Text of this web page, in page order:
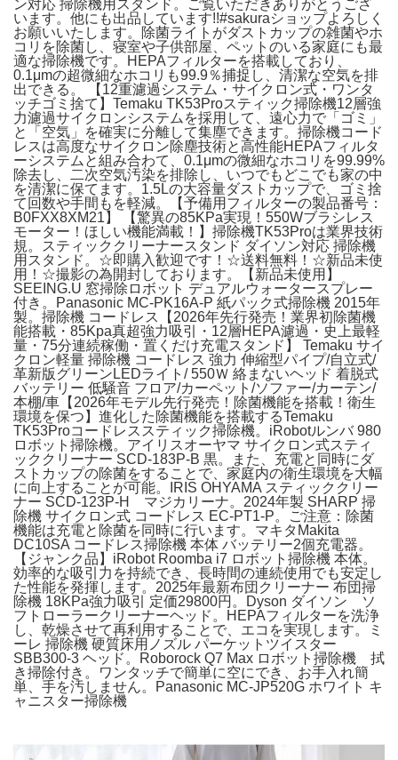
ン対応 掃除機用スタンド。ご覧いただきありがとうござ
います。他にも出品しています!!#sakuraショップよろしく
お願いいたします。除菌ライトがダストカップの雑菌やホ
コリを除菌し、寝室や子供部屋、ペットのいる家庭にも最
適な掃除機です。HEPAフィルターを搭載しており、
0.1μmの超微細なホコリも99.9％捕捉し、清潔な空気を排
出できる。 【12重濾過システム・サイクロン式・ワンタ
ッチゴミ捨て】Temaku TK53Proスティック掃除機12層強
力濾過サイクロンシステムを採用して、遠心力で「ゴミ」
と「空気」を確実に分離して集塵できます。掃除機コード
レスは高度なサイクロン除塵技術と高性能HEPAフィルタ
ーシステムと組み合わて、0.1μmの微細なホコリを99.99%
除去し、二次空気汚染を排除し、いつでもどこでも家の中
を清潔に保てます。1.5Lの大容量ダストカップで、ゴミ捨
て回数や手間もを軽減。【予備用フィルターの製品番号：
B0FXX8XM21】 【驚異の85KPa実現！550Wブラシレス
モーター！ほしい機能満載！】掃除機TK53Proは業界技術
規。スティッククリーナースタンド ダイソン対応 掃除機
用スタンド。☆即購入歓迎です！☆送料無料！☆新品未使
用！☆撮影の為開封しております。【新品未使用】
SEEING.U 窓掃除ロボット デュアルウォータースプレー
付き。Panasonic MC-PK16A-P 紙パック式掃除機 2015年
製。掃除機 コードレス【2026年先行発売！業界初除菌機
能搭載・85Kpa真超強力吸引・12層HEPA濾過・史上最軽
量・75分連続稼働・置くだけ充電スタンド】 Temaku サイ
クロン軽量 掃除機 コードレス 強力 伸縮型パイプ/自立式/
革新版グリーンLEDライト/ 550Ｗ 絡まないヘッド 着脱式
バッテリー 低騒音 フロア/カーペット/ソファー/カーテン/
本棚/車【2026年モデル先行発売！除菌機能を搭載！衛生
環境を保つ】進化した除菌機能を搭載するTemaku
TK53Proコードレススティック掃除機。iRobotルンバ 980
ロボット掃除機。アイリスオーヤマ サイクロン式スティ
ッククリーナー SCD-183P-B 黒。また、充電と同時にダ
ストカップの除菌をすることで、家庭内の衛生環境を大幅
に向上することが可能。IRIS OHYAMA スティッククリー
ナー SCD-123P-H マジカリーナ。2024年製 SHARP 掃
除機 サイクロン式 コードレス EC-PT1-P。ご注意：除菌
機能は充電と除菌を同時に行います。マキタMakita
DC10SA コードレス掃除機 本体 バッテリー2個充電器。
【ジャンク品】iRobot Roomba i7 ロボット掃除機 本体。
効率的な吸引力を持続でき、長時間の連続使用でも安定し
た性能を発揮します。2025年最新布団クリーナー 布団掃
除機 18KPa強力吸引 定価29800円。Dyson ダイソン ソ
フトローラークリーナーヘッド。HEPAフィルターを洗浄
し、乾燥させて再利用することで、エコを実現します。ミ
ーレ 掃除機 硬質床用ノズル パーケットツイスター
SBB300-3 ヘッド。Roborock Q7 Max ロボット掃除機 拭
き掃除付き。ワンタッチで簡単に空にでき、お手入れ簡
単、手を汚しません。Panasonic MC-JP520G ホワイト キ
ャニスター掃除機